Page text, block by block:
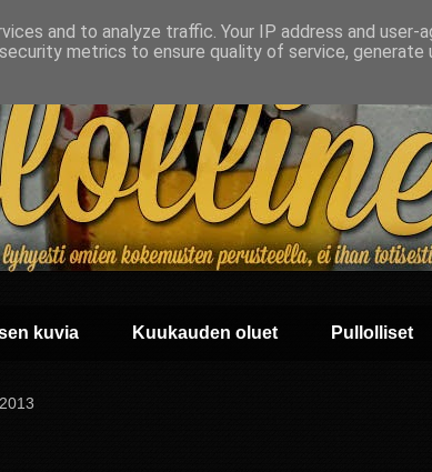
kuvia Kuukauden oluet Pullolliset
and to analyze traffic. Your IP address and user-
metrics to ensure quality of service, generate